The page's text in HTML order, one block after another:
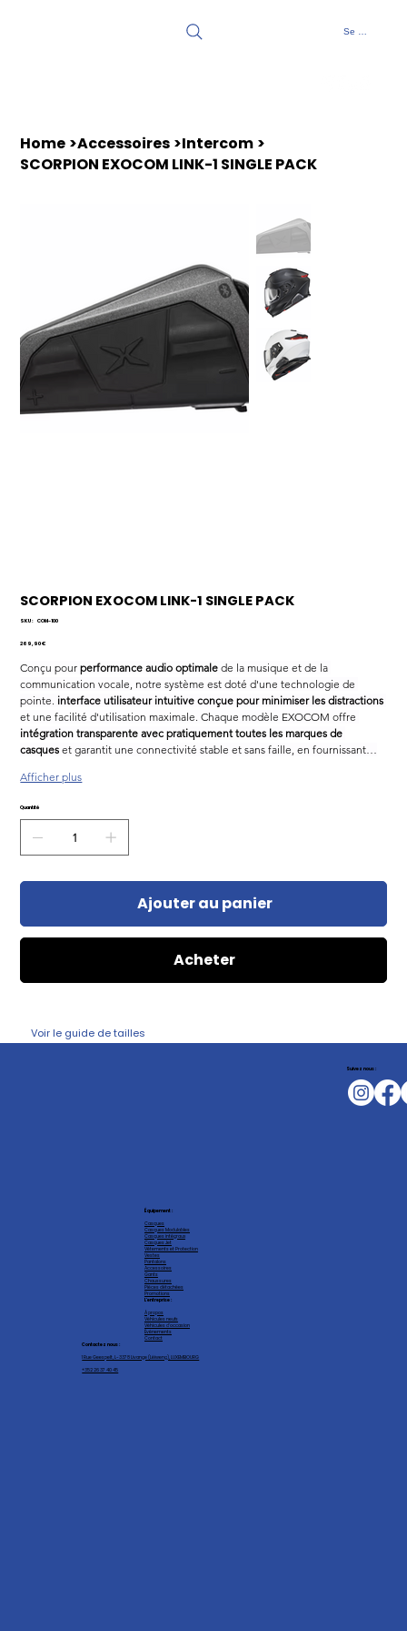
Se connecter
Home >Accessoires >Intercom >
SCORPION EXOCOM LINK-1 SINGLE PACK
SCORPION EXOCOM LINK-1 SINGLE PACK
SKU : SKU
100
COM-100
Prix
269,90 €
Conçu pour performance audio optimale de la musique et de la
communication vocale, notre système est doté d'une technologie de
pointe. interface utilisateur intuitive conçue pour minimiser les distractions
et une facilité d'utilisation maximale. Chaque modèle EXOCOM offre
intégration transparente avec pratiquement toutes les marques de
casques et garantit une connectivité stable et sans faille, en fournissant…
Afficher plus
Quantité
Ajouter au panier
Acheter
Voir le guide de tailles
Équipement :
Casques
Casques Modulables
Casques intégraux
Casques Jet
Vêtements et Protection
Vestes
Pantalons
Accessoires
Gants
Chaussures
Pièces détachées
Promotions
L'entreprise :
À propos
Véhicules neufs
Véhicules d'occasion
Événements
Contact
Contactez nous :
1 Rue Geespelt, L-3378 Livange (Léiweng), LUXEMBOURG
+352 26 37 40 45
Suivez nous :